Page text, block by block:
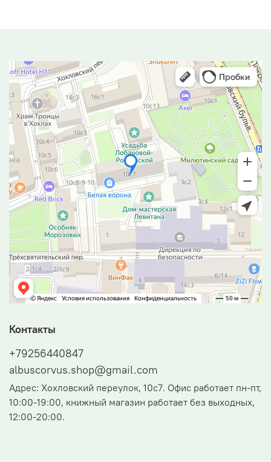
Контакты
+79256440847
albuscorvus.shop@gmail.com
Адрес: Хохловский переулок, 10с7. Офис работает пн-пт,
10:00-19:00, книжный магазин работает без выходных,
12:00-20:00.